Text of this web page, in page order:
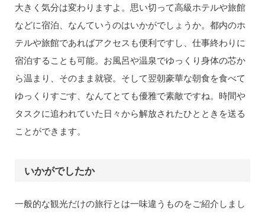
大きく気分は変わりますよ。思い切って高級ホテルや旅館
などに宿泊、なんていうのはいかがでしょうか。都内のホ
テルや旅館であればアクセスも便利ですし、仕事終わりに
宿泊することも可能。お風呂や温泉でゆっくり身体の芯か
ら温まり、そのまま就寝。そして翌朝豪華な朝食を食べて
ゆっくりすごす、なんてとても優雅で素敵ですね。時間や
タスクに追われていた日々から解放されたひとときを送る
ことができます。
いかがでしたか
一般的な観光だけの旅行とは一味違うものをご紹介しまし